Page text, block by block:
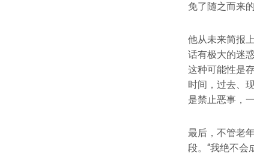
免了随之而来
他从未来简报
话有极大的迷
这种可能性是
时间，过去、
是禁止恶事，
最后，不管老
段。“我绝不会